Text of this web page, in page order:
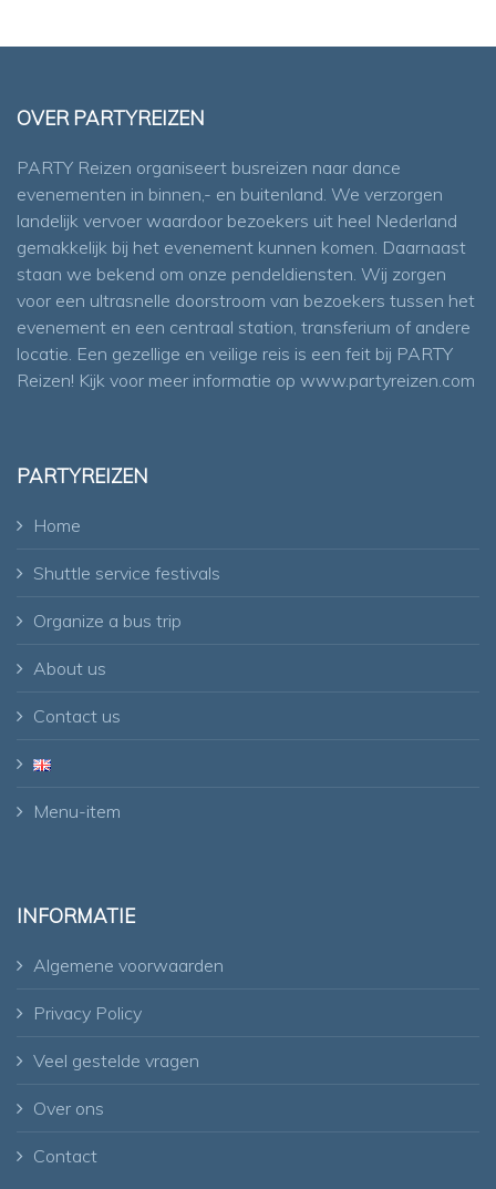
OVER PARTYREIZEN
PARTY Reizen organiseert busreizen naar dance
evenementen in binnen,- en buitenland. We verzorgen
landelijk vervoer waardoor bezoekers uit heel Nederland
gemakkelijk bij het evenement kunnen komen. Daarnaast
staan we bekend om onze pendeldiensten. Wij zorgen
voor een ultrasnelle doorstroom van bezoekers tussen het
evenement en een centraal station, transferium of andere
locatie. Een gezellige en veilige reis is een feit bij PARTY
Reizen! Kijk voor meer informatie op www.partyreizen.com
PARTYREIZEN
Home
Shuttle service festivals
Organize a bus trip
About us
Contact us
Menu-item
INFORMATIE
Algemene voorwaarden
Privacy Policy
Veel gestelde vragen
Over ons
Contact